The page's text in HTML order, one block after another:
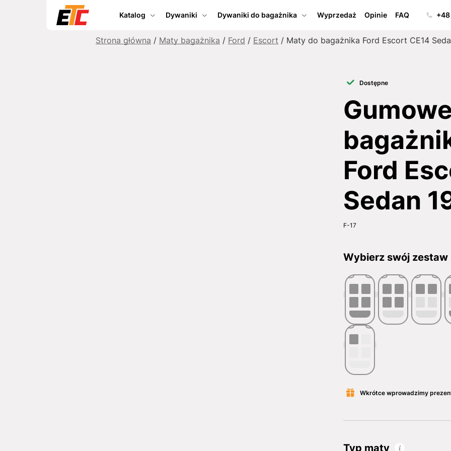
Katalog Dywaniki Dywaniki do bagażnika Wyprzedaż Opinie FAQ
Strona główna / Maty bagażnika / Ford / Escort / Maty do bagażnika Ford Escort CE14
Dostępne
Ford
Sedan
F-17
Wybierz swój zestaw
Wkrótce wprowadzimy
Typ maty